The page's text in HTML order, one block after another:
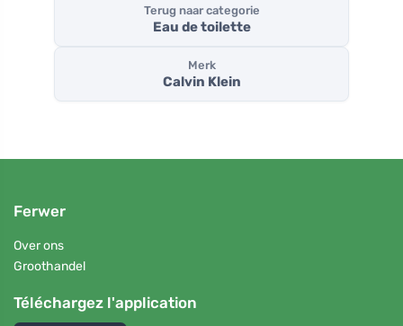
Terug naar categorie
Eau de toilette
Merk
Calvin Klein
Ferwer
Over ons
Groothandel
Téléchargez l'application